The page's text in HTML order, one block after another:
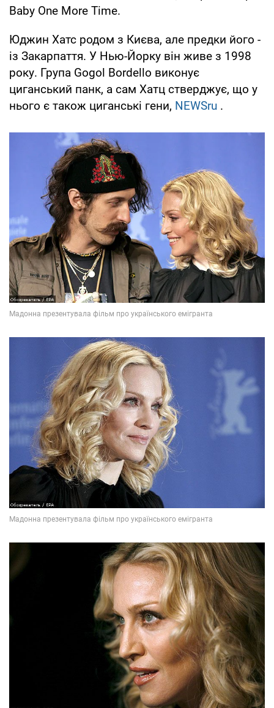
Baby One More Time.
Юджин Хатс родом з Києва, але предки його -
із Закарпаття. У Нью-Йорку він живе з 1998
року. Група Gogol Bordello виконує
циганський панк, а сам Хатц стверджує, що у
нього є також циганські гени, NEWSru .